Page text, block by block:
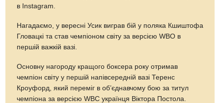
в Instagram.
Нагадаємо, у вересні Усик виграв бій у поляка Кшиштофа
Гловацкі та став чемпіоном світу за версією WBO в
першій важкій вазі.
Основну нагороду кращого боксера року отримав
чемпіон світу у першій напівсередній вазі Теренс
Кроуфорд, який переміг в об’єднавчому бою за титул
чемпіона за версією WBC українця Віктора Постола.